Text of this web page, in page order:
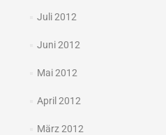
Juli 2012
Juni 2012
Mai 2012
April 2012
März 2012